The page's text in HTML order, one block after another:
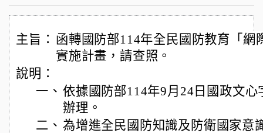
主旨： 函轉國防部114年全民國防教育「網
實施計畫，請查照。
說明：
一、 依據國防部114年9月24日國政文心
辦理。
二、 為增進全民國防知識及防衛國家意